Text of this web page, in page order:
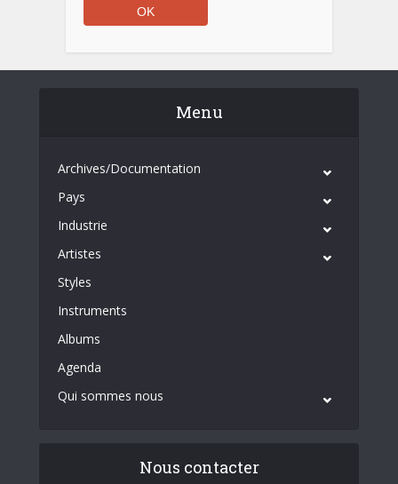
Menu
Archives/Documentation
Pays
Industrie
Artistes
Styles
Instruments
Albums
Agenda
Qui sommes nous
Nous contacter